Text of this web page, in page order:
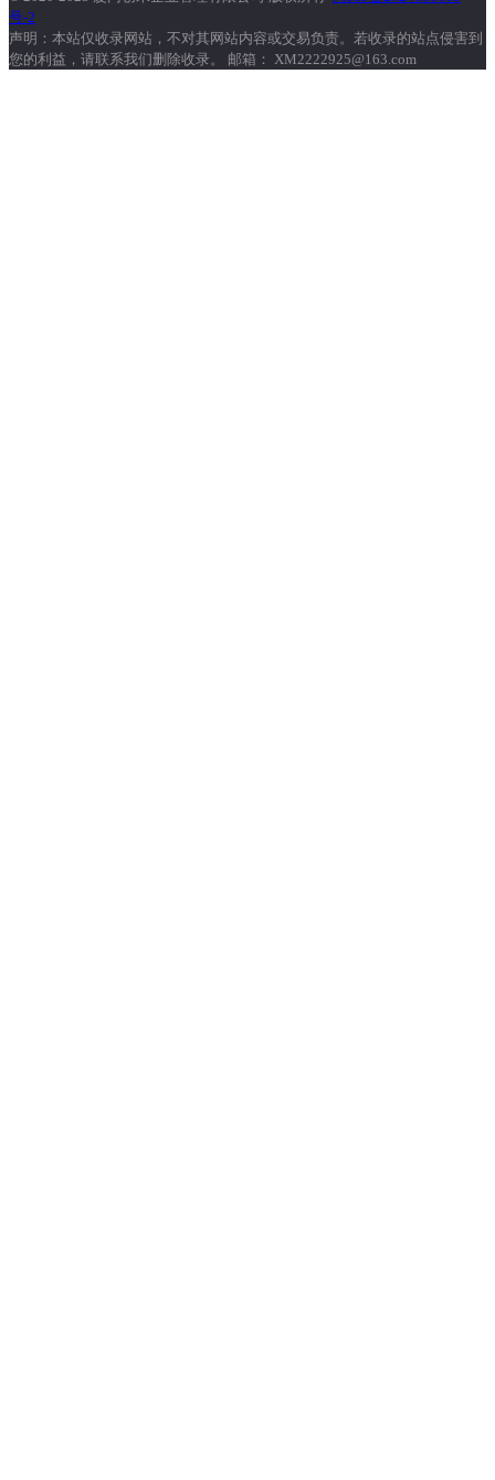
号-2
声明：本站仅收录网站，不对其网站内容或交易负责。若收录的站点侵害到
您的利益，请联系我们删除收录。 邮箱： XM2222925@163.com